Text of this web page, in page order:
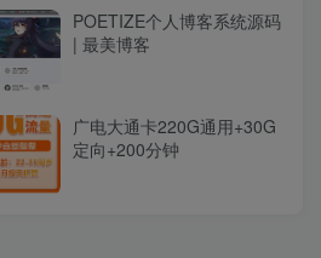
POETIZE个人博客系统源码
| 最美博客
广电大通卡220G通用+30G
定向+200分钟